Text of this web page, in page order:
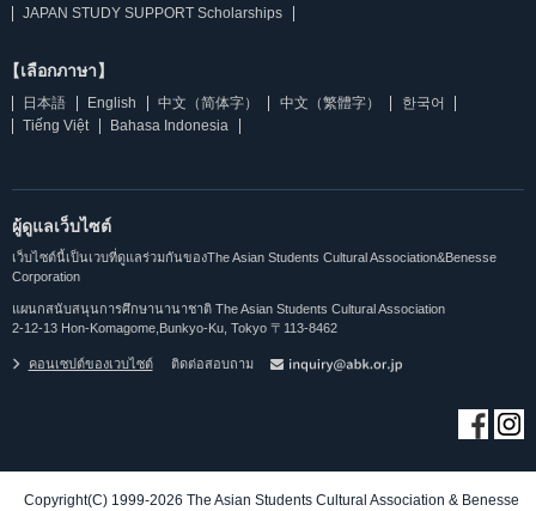
JAPAN STUDY SUPPORT Scholarships
【เลือกภาษา】
日本語 English 中文（简体字） 中文（繁體字）
한국어
Tiếng Việt
Bahasa Indonesia
ผู้ดูแลเว็บไซต์
เว็บไซต์นี้เป็นเวบที่ดูแลร่วมกันของThe Asian Students Cultural Association&Benesse
Corporation
แผนกสนับสนุนการศึกษานานาชาติ The Asian Students Cultural Association
2-12-13 Hon-Komagome,Bunkyo-Ku, Tokyo 〒113-8462
คอนเซปต์ของเวบไซต์ ติดต่อสอบถาม
Copyright(C) 1999-2026 The Asian Students Cultural Association & Benesse